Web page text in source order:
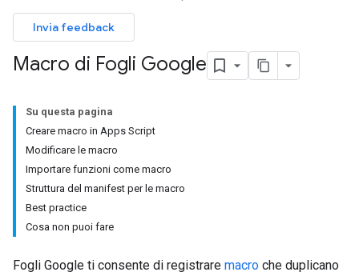
Invia feedback
Macro di Fogli Google
Su questa pagina
Creare macro in Apps Script
Modificare le macro
Importare funzioni come macro
Struttura del manifest per le macro
Best practice
Cosa non puoi fare
Fogli Google ti consente di registrare macro che duplicano